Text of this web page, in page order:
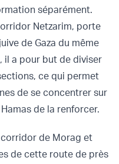
séparément.
Netzarim, porte
de Gaza du même
il a pour but de diviser
ce qui permet
de se concentrer sur
de la renforcer.
de Morag et
de cette route de près